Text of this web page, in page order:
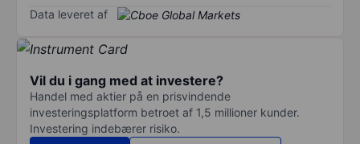
Data leveret af
Vil du i gang med at investere?
Handel med aktier på en prisvindende
investeringsplatform betroet af 1,5 millioner kunder.
Investering indebærer risiko.